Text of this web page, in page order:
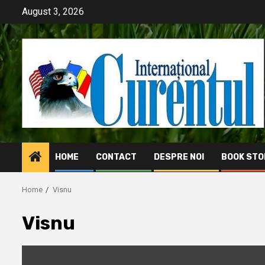
content
August 3, 2026
HOME CONTACT DESPRE NOI BOOK
Home Visnu
Visnu